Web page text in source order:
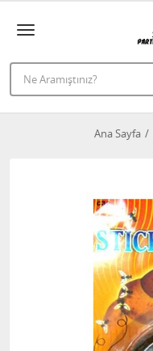
Ana Sayfa